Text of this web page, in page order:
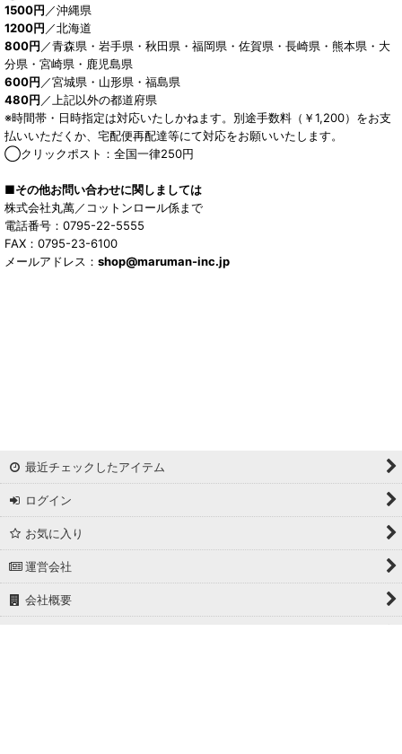
1500円 ／沖縄県
1200円 ／北海道
800円 ／青森県・岩手県・秋田県・福岡県・佐賀県・長崎県・熊本県・大
分県・宮崎県・鹿児島県
600円 ／宮城県・山形県・福島県
480円 ／上記以外の都道府県
※時間帯・日時指定は対応いたしかねます。別途手数料（￥1,200）をお支
払いいただくか、宅配便再配達等にて対応をお願いいたします。
◯クリックポスト：全国一律250円
■その他お問い合わせに関しましては
株式会社丸萬／コットンロール係まで
電話番号：0795-22-5555
FAX：0795-23-6100
メールアドレス： shop@maruman-inc.jp
最近チェックしたアイテム
ログイン
お気に入り
運営会社
会社概要